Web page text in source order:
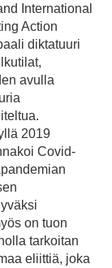
International
Action
diktatuuri
avulla
2019
Covid-
on tuon
tarkoitan
eliittiä, joka